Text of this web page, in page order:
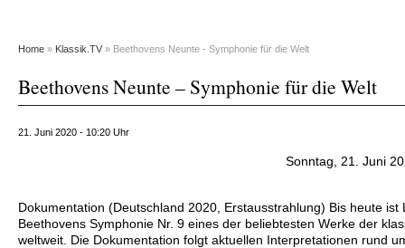
Home » Klassik.TV » Beethovens Neunte - Symphonie für die Welt
Beethovens Neunte – Symphonie für die Welt
21. Juni 2020 - 10:20 Uhr
Sonntag, 21. Juni
Dokumentation (Deutschland 2020, Erstausstrahlung) Bis heute ist
Beethovens Symphonie Nr. 9 eines der beliebtesten Werke der
weltweit. Die Dokumentation folgt aktuellen Interpretationen rund